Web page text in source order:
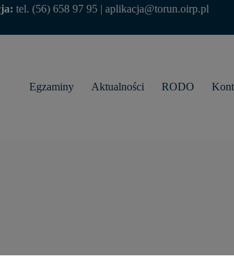
tel. (56) 658 97 95| aplikacja@torun.oirp.pl
Egzaminy Aktualności RODO
modal-check